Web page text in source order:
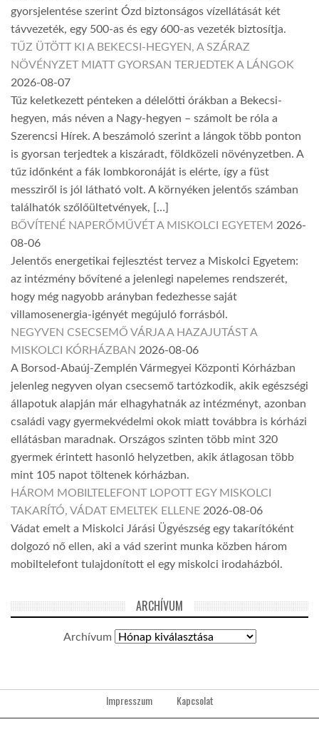
gyorsjelentése szerint Ózd biztonságos vízellátását két
távvezeték, egy 500-as és egy 600-as vezeték biztosítja.
TŰZ ÜTÖTT KI A BEKECSI-HEGYEN, A SZÁRAZ
NÖVÉNYZET MIATT GYORSAN TERJEDTEK A LÁNGOK
2026-08-07
Tűz keletkezett pénteken a délelőtti órákban a Bekecsi-
hegyen, más néven a Nagy-hegyen – számolt be róla a
Szerencsi Hírek. A beszámoló szerint a lángok több ponton
is gyorsan terjedtek a kiszáradt, földközeli növényzetben. A
tűz időnként a fák lombkoronáját is elérte, így a füst
messziről is jól látható volt. A környéken jelentős számban
találhatók szőlőültetvények, […]
BŐVÍTENÉ NAPERŐMŰVÉT A MISKOLCI EGYETEM 2026-
08-06
Jelentős energetikai fejlesztést tervez a Miskolci Egyetem:
az intézmény bővítené a jelenlegi napelemes rendszerét,
hogy még nagyobb arányban fedezhesse saját
villamosenergia-igényét megújuló forrásból.
NEGYVEN CSECSEMŐ VÁRJA A HAZAJUTÁST A
MISKOLCI KÓRHÁZBAN 2026-08-06
A Borsod-Abaúj-Zemplén Vármegyei Központi Kórházban
jelenleg negyven olyan csecsemő tartózkodik, akik egészségi
állapotuk alapján már elhagyhatnák az intézményt, azonban
családi vagy gyermekvédelmi okok miatt továbbra is kórházi
ellátásban maradnak. Országos szinten több mint 320
gyermek érintett hasonló helyzetben, akik átlagosan több
mint 105 napot töltenek kórházban.
HÁROM MOBILTELEFONT LOPOTT EGY MISKOLCI
TAKARÍTÓ, VÁDAT EMELTEK ELLENE 2026-08-06
Vádat emelt a Miskolci Járási Ügyészség egy takarítóként
dolgozó nő ellen, aki a vád szerint munka közben három
mobiltelefont tulajdonított el egy miskolci irodaházból.
ARCHÍVUM
Archívum
Impresszum Kapcsolat